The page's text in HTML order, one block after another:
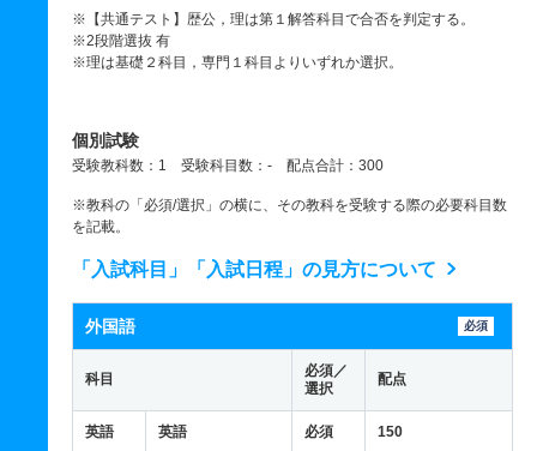
※【共通テスト】歴公，理は第１解答科目で合否を判定する。
※2段階選抜 有
※理は基礎２科目，専門１科目よりいずれか選択。
個別試験
受験教科数：1 受験科目数：- 配点合計：300
※教科の「必須/選択」の横に、その教科を受験する際の必要科目数
を記載。
「入試科目」「入試日程」の見方について
外国語 必須
科目
必須／
選択
配点
英語 英語 必須 150